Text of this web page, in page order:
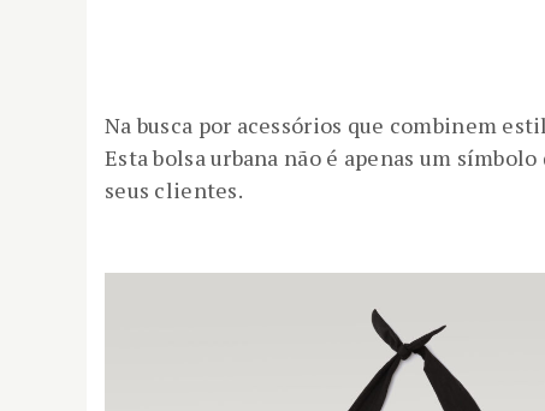
Na busca por acessórios que combinem
Esta bolsa urbana não é apenas um
seus clientes.